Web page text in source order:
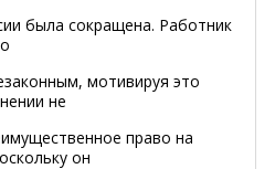
была сокращена. Работник
мотивируя это
не
право на
он